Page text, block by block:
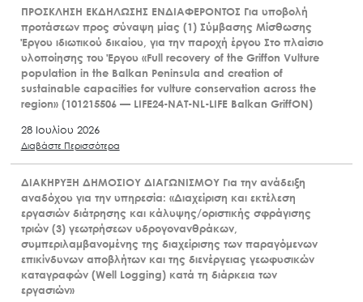
ΠΡΟΣΚΛΗΣΗ ΕΚΔΗΛΩΣΗΣ ΕΝΔΙΑΦΕΡΟΝΤΟΣ Για υποβολή
προτάσεων προς σύναψη μίας (1) Σύμβασης Μίσθωσης
Έργου ιδιωτικού δικαίου, για την παροχή έργου Στο πλαίσιο
υλοποίησης του Έργου «Full recovery of the Griffon Vulture
population in the Balkan Peninsula and creation of
sustainable capacities for vulture conservation across the
region» (101215506 — LIFE24-NAT-NL-LIFE Balkan GriffON)
28 Ιουλίου 2026
Διαβάστε Περισσότερα
ΔΙΑΚΗΡΥΞΗ ΔΗΜΟΣΙΟΥ ΔΙΑΓΩΝΙΣΜΟΥ Για την ανάδειξη
αναδόχου για την υπηρεσία: «Διαχείριση και εκτέλεση
εργασιών διάτρησης και κάλυψης/οριστικής σφράγισης
τριών (3) γεωτρήσεων υδρογονανθράκων,
συμπεριλαμβανομένης της διαχείρισης των παραγόμενων
επικίνδυνων αποβλήτων και της διενέργειας γεωφυσικών
καταγραφών (Well Logging) κατά τη διάρκεια των
εργασιών»